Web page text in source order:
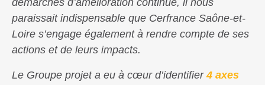
démarches d’amélioration continue, il nous
paraissait indispensable que Cerfrance Saône-et-
Loire s’engage également à rendre compte de ses
actions et de leurs impacts.
Le Groupe projet a eu à cœur d’identifier4 axes